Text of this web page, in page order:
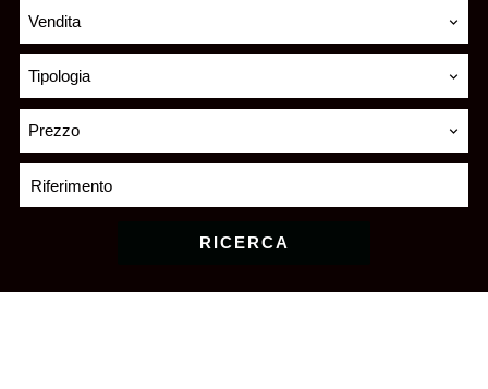
Vendita
Tipologia
Prezzo
RICERCA